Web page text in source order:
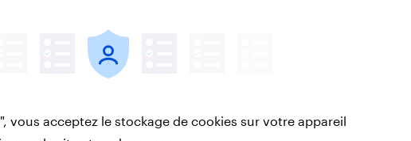
vous acceptez le stockage de cookies sur votre appareil